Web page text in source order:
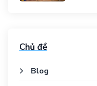
Chủ đề
Blog